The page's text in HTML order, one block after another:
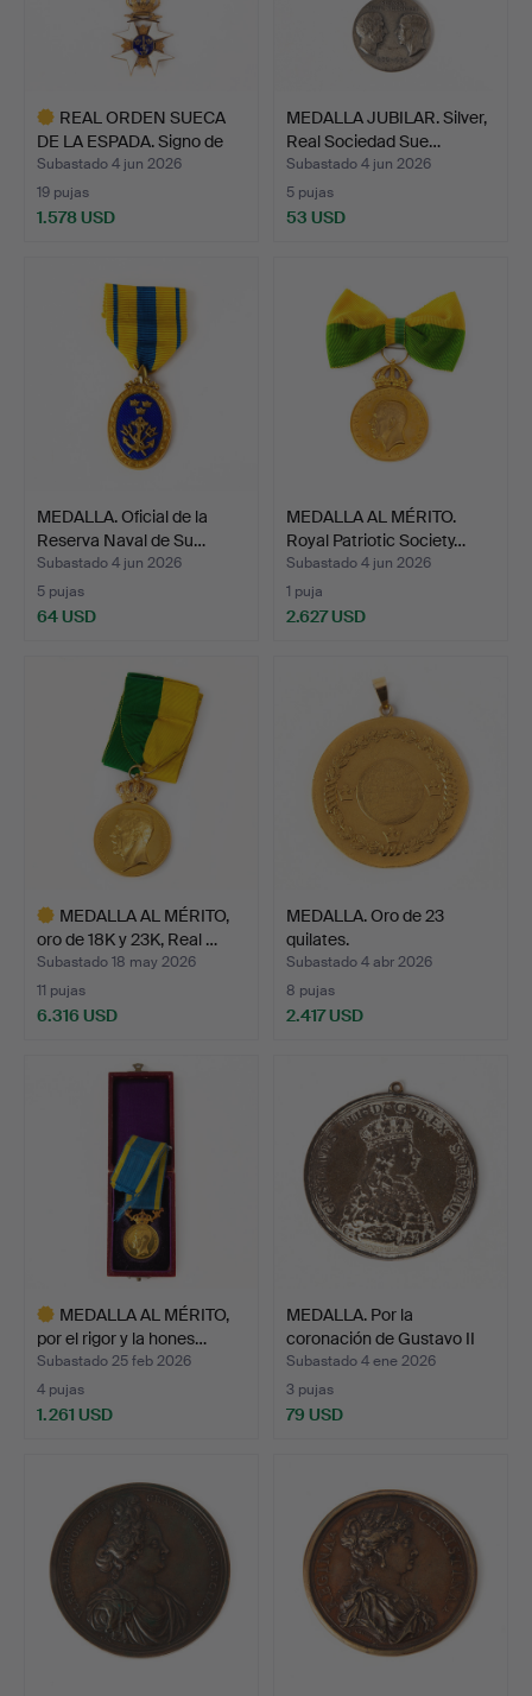
REAL ORDEN SUECA
DE LA ESPADA. Signo de
ca…
Subastado 4 jun 2026
19 pujas
1.578 USD
MEDALLA JUBILAR. Silver,
Real Sociedad Sue…
Subastado 4 jun 2026
5 pujas
53 USD
MEDALLA. Oficial de la
Reserva Naval de Su…
Subastado 4 jun 2026
5 pujas
64 USD
MEDALLA AL MÉRITO.
Royal Patriotic Society…
Subastado 4 jun 2026
1 puja
2.627 USD
MEDALLA AL MÉRITO,
oro de 18K y 23K, Real …
Subastado 18 may 2026
11 pujas
6.316 USD
seleccionado
MEDALLA. Oro de 23
quilates.
Subastado 4 abr 2026
8 pujas
2.417 USD
MEDALLA AL MÉRITO,
por el rigor y la hones…
Subastado 25 feb 2026
4 pujas
1.261 USD
MEDALLA. Por la
coronación de Gustavo II
e…
Subastado 4 ene 2026
3 pujas
79 USD